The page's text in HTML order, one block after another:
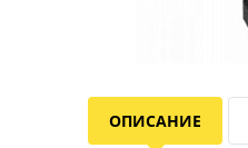
ОПИСАНИЕ